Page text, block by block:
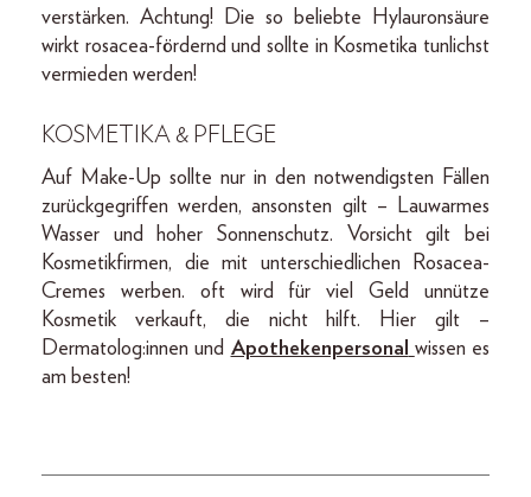
verstärken. Achtung! Die so beliebte Hylauronsäure
wirkt rosacea-fördernd und sollte in Kosmetika tunlichst
vermieden werden!
KOSMETIKA & PFLEGE
Auf Make-Up sollte nur in den notwendigsten Fällen
zurückgegriffen werden, ansonsten gilt – Lauwarmes
Wasser und hoher Sonnenschutz. Vorsicht gilt bei
Kosmetikfirmen, die mit unterschiedlichen Rosacea-
Cremes werben. oft wird für viel Geld unnütze
Kosmetik verkauft, die nicht hilft. Hier gilt –
Dermatolog:innen und Apothekenpersonal wissen es
am besten!